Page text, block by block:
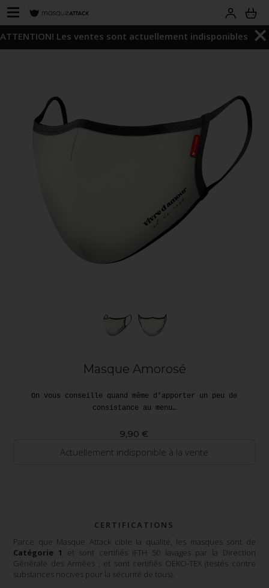
ATTENTION! Les ventes sont actuellement indisponibles
Masque Amorosé
On vous conseille quand même d’apporter un peu de
consistance au menu…
9,90 €
Actuellement indisponible à la vente
CERTIFICATIONS
Parce que Masque Attack cible la qualité, les masques sont de
Catégorie 1
et sont certifiés IFTH 50 lavages par la Direction
Générale des Armées , et sont certifiés OEKO-TEX (testés contre
substances nocives pour la sécurité de tous).